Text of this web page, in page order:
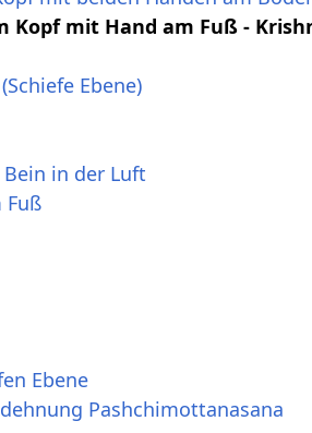
mit Hand am Fuß -
Ebene)
in der Luft
Fuß
Ebene
Pashchimottanasana